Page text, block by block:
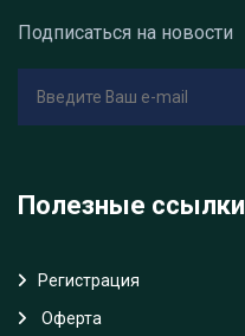
Подписаться на новости
Полезные ссылки
Регистрация
Oферта